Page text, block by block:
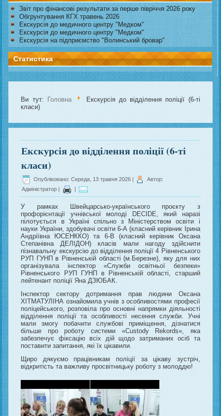
Звіт про фінансові результати за перше півріччя 2026 року
Обгрунтування КГХ травень 2026
Екскурсія до медичного центру "Медком"
Екскурсія до медичного центру "Медком"
Екскурсія на підприємство "Волинський бровар"
Статистика
Ви тут: Головна
Екскурсія до відділення поліції (6-ті
класи)
Екскурсія до відділення поліції (6-ті
класи)
Опубліковано: Середа, 13 травня 2026 |
Автор:
Адміністратор
У рамках Швейцарсько-українського проєкту з
профорієнтації учнівської молоді DECIDE, який наразі
пілотується в Україні спільно з Міністерством освіти і
науки України, здобувачі освіти 6-А (класний керівник Ірина
Андріївна ЮСЕНККО) та 6-В (класний керівник Оксана
Степанівна ДЕЛІДОН) класів мали нагоду здійснити
пізнавальну екскурсію до відділення поліції 4 Рівненського
РУП ГУНП в Рівненській області (м.Березне), яку для них
організувала інспектор «Служби освітньої безпеки»
Рівненського РУП ГУНП в Рівненській області, старший
лейтенант поліції Яна ДЗЮБАК.
Інспектор сектору дотримання прав людини Оксана
ХІТМАТУЛІНА ознайомила учнів з особливостями професії
поліцейського, розповіла про основні напрямки діяльності
відділення поліції та особливості несення служби. Учні
мали змогу побачити службові приміщення, дізнатися
більше про роботу системи «Custody Rekords», яка
забезпечує фіксацію всіх дій щодо затриманих осіб та
поставити запитання, які їх цікавили.
Щиро дякуємо працівникам поліції за цікаву зустріч,
відкритість та важливу просвітницьку роботу з молоддю!